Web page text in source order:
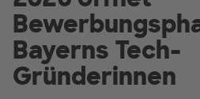
Bayerns Tech-
Gründerinnen